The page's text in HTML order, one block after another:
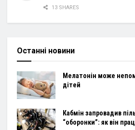
13 SHARES
Останні новини
Мелатонін може
дітей
Кабмін запровадив
“оборонки”: як він